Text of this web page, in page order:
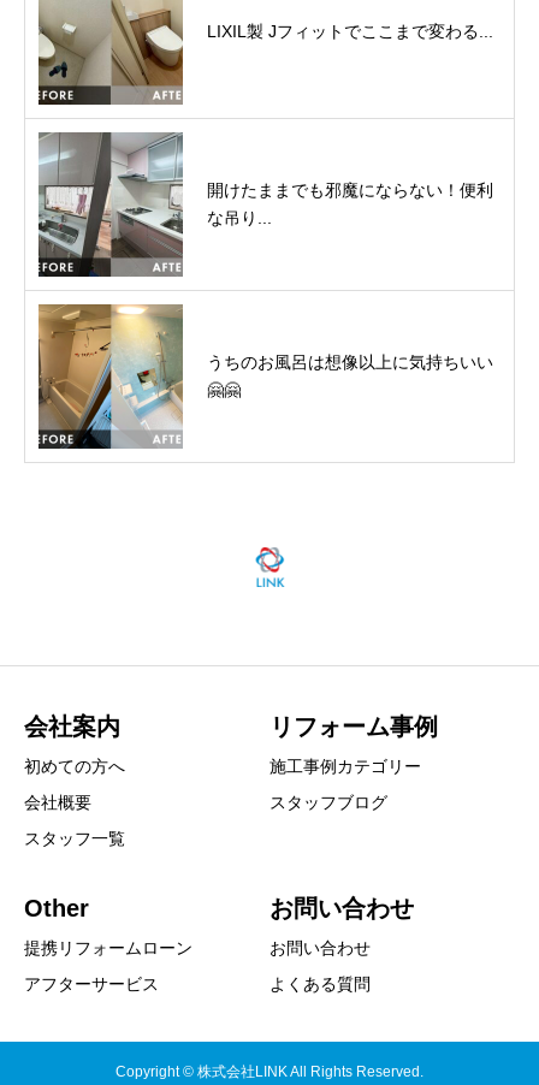
LIXIL製 Jフィットでここまで変わる...
開けたままでも邪魔にならない！便利
な吊り...
うちのお風呂は想像以上に気持ちいい
🤗🤗
会社案内
初めての方へ
会社概要
スタッフ一覧
リフォーム事例
施工事例カテゴリー
スタッフブログ
Other
提携リフォームローン
アフターサービス
お問い合わせ
お問い合わせ
よくある質問
Copyright © 株式会社LINK All Rights Reserved.